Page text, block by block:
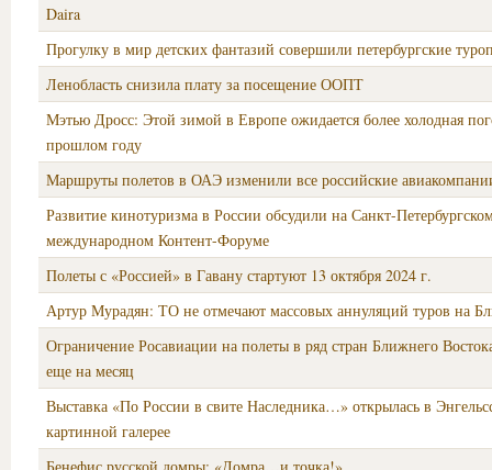
Daira
Прогулку в мир детских фантазий совершили петербургские
Ленобласть снизила плату за посещение ООПТ
Мэтью Дросс: Этой зимой в Европе ожидается более холодная
прошлом году
Маршруты полетов в ОАЭ изменили все российские
Развитие кинотуризма в России обсудили на Санкт-
международном Контент-Форуме
Полеты с «Россией» в Гавану стартуют 13 октября 2024 г.
Артур Мурадян: ТО не отмечают массовых аннуляций туров на
Ограничение Росавиации на полеты в ряд стран Ближнего
еще на месяц
Выставка «По России в свите Наследника…» открылась в
картинной галерее